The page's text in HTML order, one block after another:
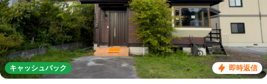
即時返信
キャッシュバック